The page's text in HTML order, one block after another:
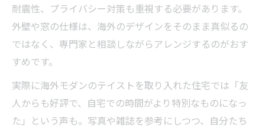
耐震性、プライバシー対策も重視する必要があります。
外壁や窓の仕様は、海外のデザインをそのまま真似るの
ではなく、専門家と相談しながらアレンジするのがおす
すめです。
実際に海外モダンのテイストを取り入れた住宅では「友
人からも好評で、自宅での時間がより特別なものになっ
た」という声も。写真や雑誌を参考にしつつ、自分たち